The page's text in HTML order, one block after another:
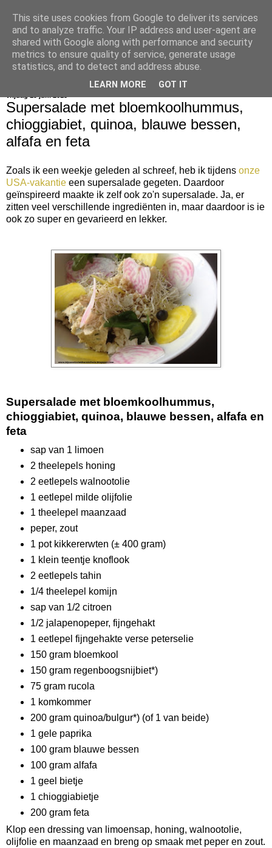
bijna net zo lekker als thuis
Supersalade met bloemkoolhummus,
chioggiabiet, quinoa, blauwe bessen,
alfafa en feta
Zoals ik een weekje geleden al schreef, heb ik tijdens onze
USA-vakantie een supersalade gegeten. Daardoor
geïnspireerd maakte ik zelf ook zo'n supersalade. Ja, er
zitten veel verschillende ingrediënten in, maar daardoor is ie
ook zo super en gevarieerd en lekker.
Supersalade met bloemkoolhummus,
chioggiabiet, quinoa, blauwe bessen, alfafa en
feta
sap van 1 limoen
2 theelepels honing
2 eetlepels walnootolie
1 eetlepel milde olijfolie
1 theelepel maanzaad
peper, zout
1 pot kikkererwten (± 400 gram)
1 klein teentje knoflook
2 eetlepels tahin
1/4 theelepel komijn
sap van 1/2 citroen
1/2 jalapenopeper, fijngehakt
1 eetlepel fijngehakte verse peterselie
150 gram bloemkool
150 gram regenboogsnijbiet*)
75 gram rucola
1 komkommer
200 gram quinoa/bulgur*) (of 1 van beide)
1 gele paprika
100 gram blauwe bessen
100 gram alfafa
1 geel bietje
1 chioggiabietje
200 gram feta
Klop een dressing van limoensap, honing, walnootolie,
olijfolie en maanzaad en breng op smaak met peper en zout.
This site uses cookies from Google to deliver its services
and to analyze traffic. Your IP address and user-agent are
shared with Google along with performance and security
metrics to ensure quality of service, generate usage
statistics, and to detect and address abuse.
LEARN MORE GOT IT